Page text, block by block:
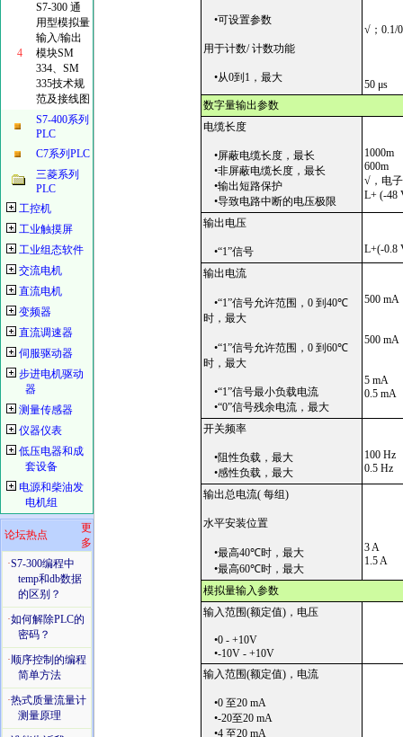
4
S7-300 通
用型模拟量
输入/输出
模块SM
334、SM
335技术规
范及接线图
S7-400系列
PLC
C7系列PLC
三菱系列
PLC
工控机
工业触摸屏
工业组态软件
交流电机
直流电机
变频器
直流调速器
伺服驱动器
步进电机驱动
器
测量传感器
仪器仪表
低压电器和成
套设备
电源和柴油发
电机组
论坛热点
更
多
·S7-300编程中
temp和db数据
的区别？
·如何解除PLC的
密码？
·顺序控制的编程
简单方法
·热式质量流量计
测量原理
•可设置参数
用于计数/ 计数功能
•从0到1，最大
√；0.1/
50 μs
数字量输出参数
电缆长度
•屏蔽电缆长度，最长
•非屏蔽电缆长度，最长
•输出短路保护
•导致电路中断的电压极限
1000m
600m
√，电
L+ (-48
输出电压
•“1”信号
L+(-0.8
输出电流
•“1”信号允许范围，0 到40℃
时，最大
•“1”信号允许范围，0 到60℃
时，最大
•“1”信号最小负载电流
•“0”信号残余电流，最大
500 mA
500 mA
5 mA
0.5 mA
开关频率
•阻性负载，最大
•感性负载，最大
100 Hz
0.5 Hz
输出总电流( 每组)
水平安装位置
•最高40℃时，最大
•最高60℃时，最大
3 A
1.5 A
模拟量输入参数
输入范围(额定值)，电压
•0 - +10V
•-10V - +10V
输入范围(额定值)，电流
•0 至20 mA
•-20至20 mA
•4 至20 mA